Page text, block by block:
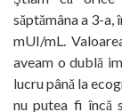
săptămâna a 3-a,
mUI/mL.
aveam o dublă
lucru până la
nu putea fi încă